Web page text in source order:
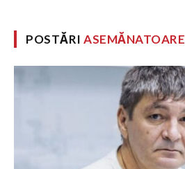
POSTĂRIASEMĂNATOARE